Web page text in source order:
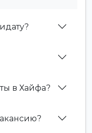
в Хайфа?